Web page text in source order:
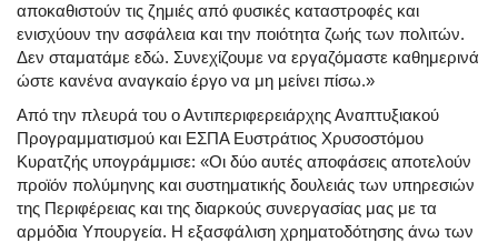
αποκαθιστούν τις ζημιές από φυσικές καταστροφές και
ενισχύουν την ασφάλεια και την ποιότητα ζωής των πολιτών.
Δεν σταματάμε εδώ. Συνεχίζουμε να εργαζόμαστε καθημερινά
ώστε κανένα αναγκαίο έργο να μη μείνει πίσω.»
Από την πλευρά του ο Αντιπεριφερειάρχης Αναπτυξιακού
Προγραμματισμού και ΕΣΠΑ Ευστράτιος Χρυσοστόμου
Κυρατζής υπογράμμισε: «Οι δύο αυτές αποφάσεις αποτελούν
προϊόν πολύμηνης και συστηματικής δουλειάς των υπηρεσιών
της Περιφέρειας και της διαρκούς συνεργασίας μας με τα
αρμόδια Υπουργεία. Η εξασφάλιση χρηματοδότησης άνω των